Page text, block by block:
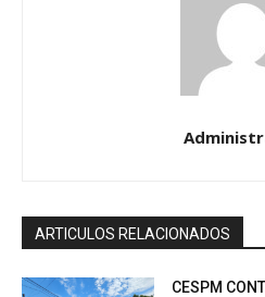
ARTICULOS RELACIONADOS
CESPM